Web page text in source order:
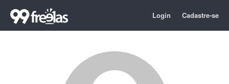
Login Cadastre-se